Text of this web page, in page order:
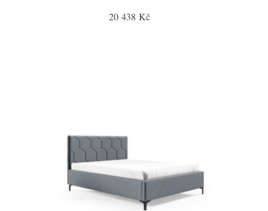
20 438 Kč